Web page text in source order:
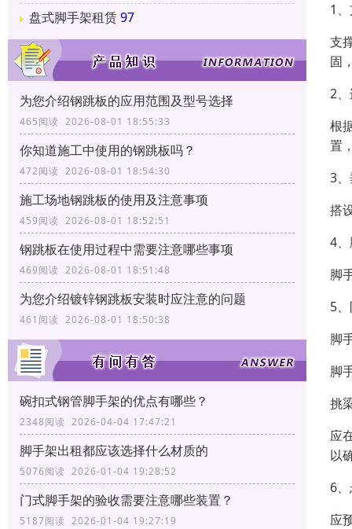
盘式脚手架租赁97
为您介绍钢跳板的应用范围及型号选择
465阅读 2026-08-01 18:55:33
你知道施工中使用的钢跳板吗？
472阅读 2026-08-01 18:54:30
施工场地钢跳板的使用及注意事项
459阅读 2026-08-01 18:52:51
钢跳板在使用过程中需要注意哪些事项
469阅读 2026-08-01 18:51:48
为您介绍镀锌钢跳板安装时应注意的问题
461阅读 2026-08-01 18:50:38
碗扣式钢管脚手架的优点有哪些？
2348阅读 2026-04-04 17:47:21
脚手架出租都应该选择什么材质的
5076阅读 2026-01-04 19:28:52
门式脚手架的验收需要注意哪些装置？
5187阅读 2026-01-04 19:27:19
1
支
固
2
根
置
3
搭
4
脚
5
脚
脚
挑
应
以
6
应